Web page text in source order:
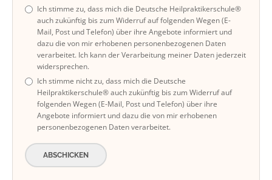
Ich stimme zu, dass mich die Deutsche Heilpraktikerschule®
auch zukünftig bis zum Widerruf auf folgenden Wegen (E-
Mail, Post und Telefon) über ihre Angebote informiert und
dazu die von mir erhobenen personenbezogenen Daten
verarbeitet. Ich kann der Verarbeitung meiner Daten jederzeit
widersprechen.
Ich stimme nicht zu, dass mich die Deutsche
Heilpraktikerschule® auch zukünftig bis zum Widerruf auf
folgenden Wegen (E-Mail, Post und Telefon) über ihre
Angebote informiert und dazu die von mir erhobenen
personenbezogenen Daten verarbeitet.
ABSCHICKEN